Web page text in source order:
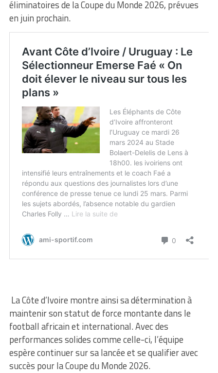
éliminatoires de la Coupe du Monde 2026, prévues
en juin prochain.
La Côte d’Ivoire montre ainsi sa détermination à
maintenir son statut de force montante dans le
football africain et international. Avec des
performances solides comme celle-ci, l’équipe
espère continuer sur sa lancée et se qualifier avec
succès pour la Coupe du Monde 2026.